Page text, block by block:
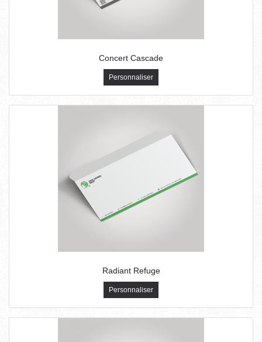
Concert Cascade
Personnaliser
Radiant Refuge
Personnaliser